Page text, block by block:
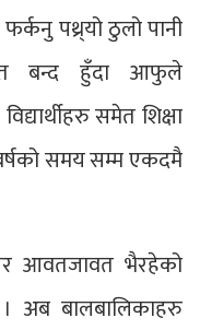
पथ्र्यो ठुलो पानी
बन्द हुँदा आफुले
समेत शिक्षा
समय सम्म एकदमै
आवतजावत भैरहेको
अब बालबालिकाहरु